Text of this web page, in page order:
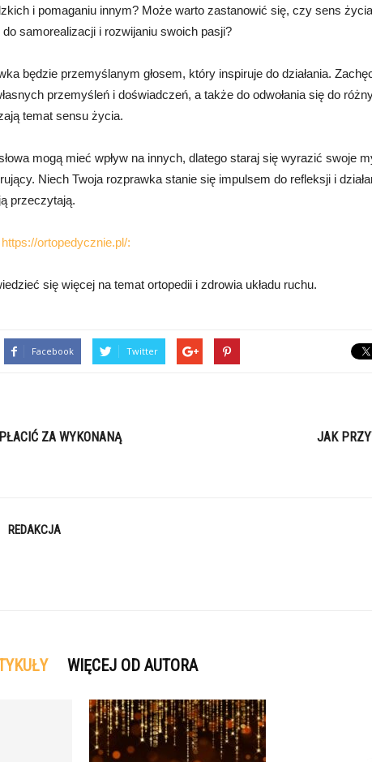
i pomaganiu innym? Może warto zastanowić się, czy sens
samorealizacji i rozwijaniu swoich pasji?
będzie przemyślanym głosem, który inspiruje do działania.
przemyśleń i doświadczeń, a także do odwołania się do
temat sensu życia.
mogą mieć wpływ na innych, dlatego staraj się wyrazić swoje
Niech Twoja rozprawka stanie się impulsem do refleksji i
przeczytają.
ortopedycznie.pl/:
się więcej na temat ortopedii i zdrowia układu ruchu.
Facebook Twitter
ZA WYKONANĄ
JAK
REDAKCJA
WIĘCEJ OD AUTORA